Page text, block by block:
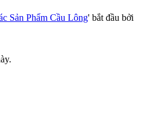
Sản Phẩm Cầu Lông' bắt đầu bởi